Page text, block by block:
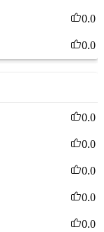
0.0
0.0
0.0
0.0
0.0
0.0
0.0